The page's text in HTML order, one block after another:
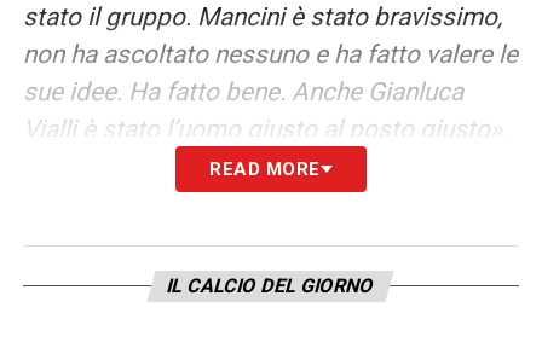
stato il gruppo. Mancini è stato bravissimo,
non ha ascoltato nessuno e ha fatto valere le
sue idee. Ha fatto bene. Anche Gianluca
Vialli è stato l’uomo giusto al posto giusto».
CIFRE LOCATELLI–«Per me sono troppo
Al netto di questo però capisco che il prezzo
venga fatto dal mercato. E sì, prendere
READ MORE
IL CALCIO DEL GIORNO